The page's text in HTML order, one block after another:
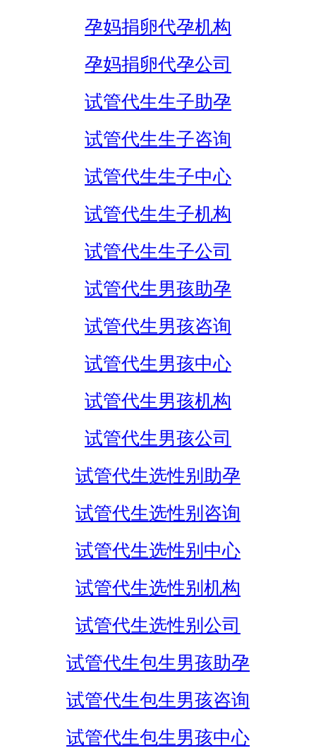
孕妈捐卵代孕机构
孕妈捐卵代孕公司
试管代生生子助孕
试管代生生子咨询
试管代生生子中心
试管代生生子机构
试管代生生子公司
试管代生男孩助孕
试管代生男孩咨询
试管代生男孩中心
试管代生男孩机构
试管代生男孩公司
试管代生选性别助孕
试管代生选性别咨询
试管代生选性别中心
试管代生选性别机构
试管代生选性别公司
试管代生包生男孩助孕
试管代生包生男孩咨询
试管代生包生男孩中心